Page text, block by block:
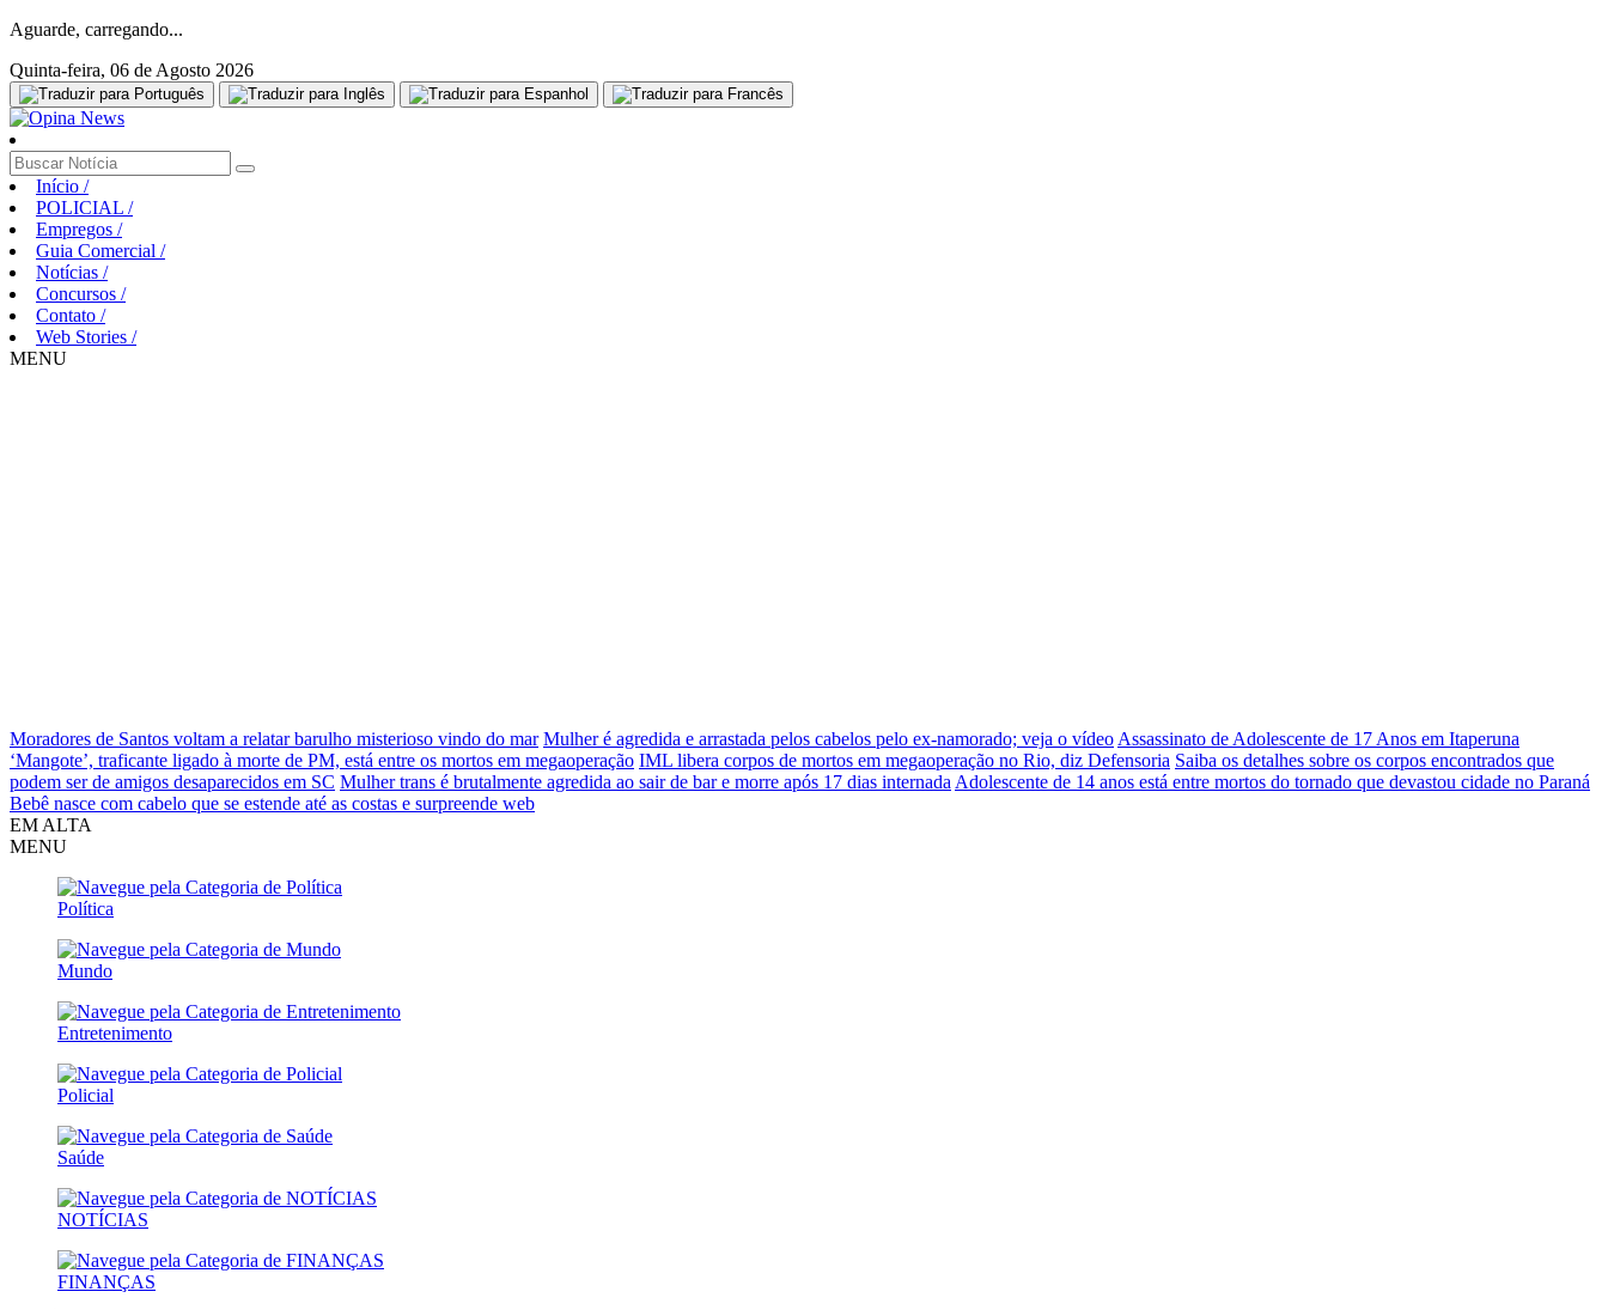
Aguarde, carregando...
Quinta-feira, 06 de Agosto 2026
Início /
POLICIAL /
Empregos /
Guia Comercial /
Notícias /
Concursos /
Contato /
Web Stories /
MENU
Moradores de Santos voltam a relatar barulho misterioso vindo do mar Mulher é agredida e arrastada pelos cabelos pelo ex-namorado; veja o vídeo Assassinato de Adolescente de 17 Anos em Itaperuna
‘Mangote’, traficante ligado à morte de PM, está entre os mortos em megaoperação IML libera corpos de mortos em megaoperação no Rio, diz Defensoria Saiba os detalhes sobre os corpos encontrados que
podem ser de amigos desaparecidos em SC Mulher trans é brutalmente agredida ao sair de bar e morre após 17 dias internada Adolescente de 14 anos está entre mortos do tornado que devastou cidade no Paraná
Bebê nasce com cabelo que se estende até as costas e surpreende web
EM ALTA
MENU
Política
Mundo
Entretenimento
Policial
Saúde
NOTÍCIAS
FINANÇAS